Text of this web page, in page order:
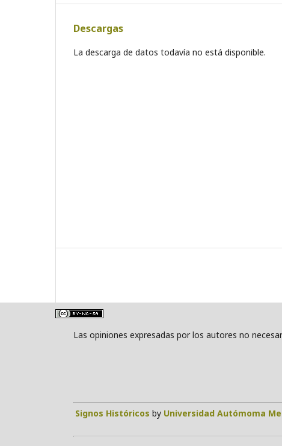
Descargas
La descarga de datos todavía no está disponible.
Las opiniones expresadas por los autores no
Signos Históricos by Universidad Autómoma